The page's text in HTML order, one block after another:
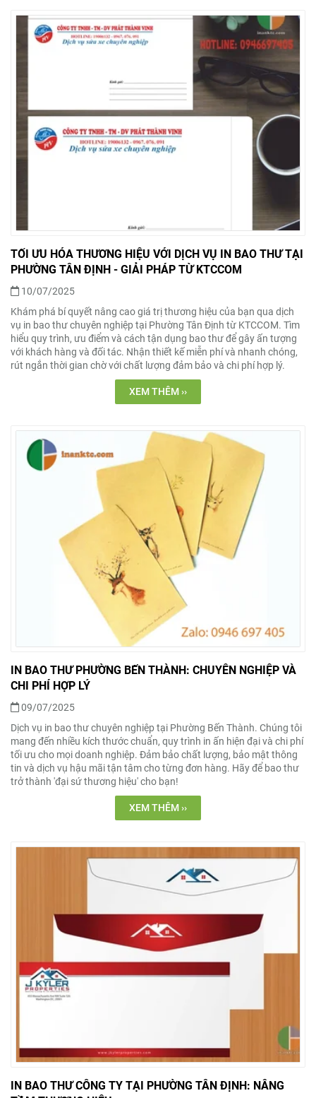
TỐI ƯU HÓA THƯƠNG HIỆU VỚI DỊCH VỤ IN BAO THƯ TẠI
PHƯỜNG TÂN ĐỊNH - GIẢI PHÁP TỪ KTCCOM
10/07/2025
Khám phá bí quyết nâng cao giá trị thương hiệu của bạn qua dịch
vụ in bao thư chuyên nghiệp tại Phường Tân Định từ KTCCOM. Tìm
hiểu quy trình, ưu điểm và cách tận dụng bao thư để gây ấn tượng
với khách hàng và đối tác. Nhận thiết kế miễn phí và nhanh chóng,
rút ngắn thời gian chờ với chất lượng đảm bảo và chi phí hợp lý.
XEM THÊM ››
IN BAO THƯ PHƯỜNG BẾN THÀNH: CHUYÊN NGHIỆP VÀ
CHI PHÍ HỢP LÝ
09/07/2025
Dịch vụ in bao thư chuyên nghiệp tại Phường Bến Thành. Chúng tôi
mang đến nhiều kích thước chuẩn, quy trình in ấn hiện đại và chi phí
tối ưu cho mọi doanh nghiệp. Đảm bảo chất lượng, bảo mật thông
tin và dịch vụ hậu mãi tận tâm cho từng đơn hàng. Hãy để bao thư
trở thành 'đại sứ thương hiệu' cho bạn!
XEM THÊM ››
IN BAO THƯ CÔNG TY TẠI PHƯỜNG TÂN ĐỊNH: NÂNG